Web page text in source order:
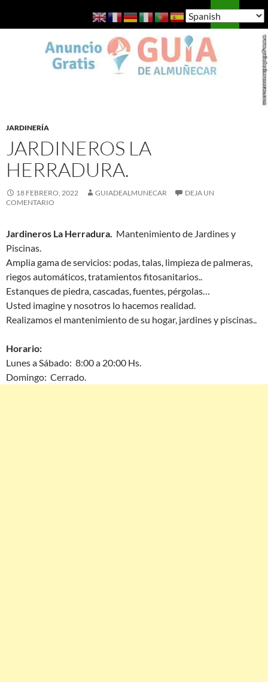
Guía de Almuñécar
MENÚ
JARDINERÍA
JARDINEROS LA
HERRADURA.
18 FEBRERO, 2022 GUIADEALMUNECAR
DEJA UN
COMENTARIO
Jardineros La Herradura. Mantenimiento de Jardines y
Piscinas.
Amplia gama de servicios: podas, talas, limpieza de palmeras,
riegos automáticos, tratamientos fitosanitarios..
Estanques de piedra, cascadas, fuentes, pérgolas…
Usted imagine y nosotros lo hacemos realidad.
Realizamos el mantenimiento de su hogar, jardines y piscinas..
Horario:
Lunes a Sábado: 8:00 a 20:00 Hs.
Domingo: Cerrado.